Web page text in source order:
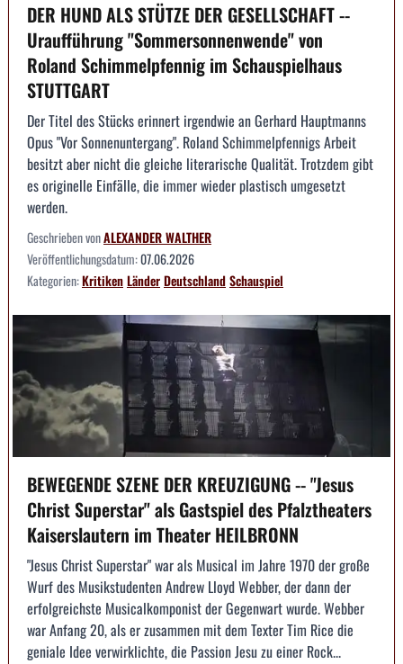
DER HUND ALS STÜTZE DER GESELLSCHAFT --
Uraufführung "Sommersonnenwende" von
Roland Schimmelpfennig im Schauspielhaus
STUTTGART
Der Titel des Stücks erinnert irgendwie an Gerhard Hauptmanns
Opus "Vor Sonnenuntergang". Roland Schimmelpfennigs Arbeit
besitzt aber nicht die gleiche literarische Qualität. Trotzdem gibt
es originelle Einfälle, die immer wieder plastisch umgesetzt
werden.
Geschrieben vonALEXANDER WALTHER
Veröffentlichungsdatum:07.06.2026
Kategorien:KritikenLänderDeutschlandSchauspiel
BEWEGENDE SZENE DER KREUZIGUNG -- "Jesus
Christ Superstar" als Gastspiel des Pfalztheaters
Kaiserslautern im Theater HEILBRONN
"Jesus Christ Superstar" war als Musical im Jahre 1970 der große
Wurf des Musikstudenten Andrew Lloyd Webber, der dann der
erfolgreichste Musicalkomponist der Gegenwart wurde. Webber
war Anfang 20, als er zusammen mit dem Texter Tim Rice die
geniale Idee verwirklichte, die Passion Jesu zu einer Rock...